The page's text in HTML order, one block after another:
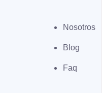
Nosotros
Blog
Faq